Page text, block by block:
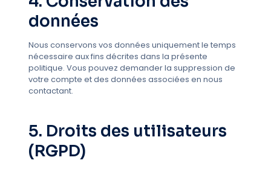
données
Nous conservons vos données uniquement le temps
nécessaire aux fins décrites dans la présente
politique. Vous pouvez demander la suppression de
votre compte et des données associées en nous
contactant.
5. Droits des utilisateurs
(RGPD)